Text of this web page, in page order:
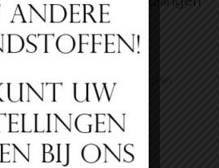
met statiegeld fles. Wij geven geen
aan de fabrikant (Antragaz).
kijk bij propaan Vullingen!
Google+ Pinterest